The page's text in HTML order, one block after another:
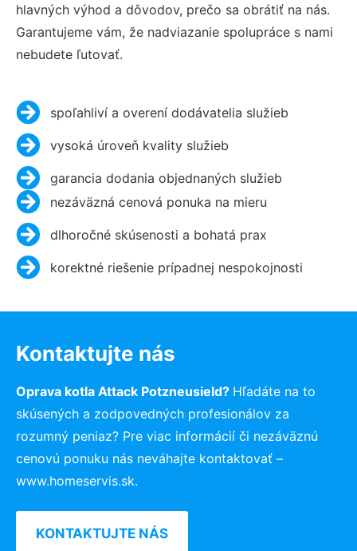
hlavných výhod a dôvodov, prečo sa obrátiť na nás.
Garantujeme vám, že nadviazanie spolupráce s nami
nebudete ľutovať.
spoľahliví a overení dodávatelia služieb
vysoká úroveň kvality služieb
garancia dodania objednaných služieb
nezáväzná cenová ponuka na mieru
dlhoročné skúsenosti a bohatá prax
korektné riešenie prípadnej nespokojnosti
Kontaktujte nás
Oprava kotla Attack Potzneusield? Hľadáte na to
skúsených a zodpovedných profesionálov za
rozumný peniaz? Pre viac informácií či nezáväznú
cenovú ponuku nás neváhajte kontaktovať –
www.homeservis.sk.
KONTAKTUJTE NÁS